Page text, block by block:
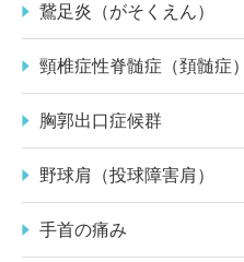
鵞足炎（がそくえん）
頸椎症性脊髄症（頚髄症）
胸郭出口症候群
野球肩（投球障害肩）
手首の痛み